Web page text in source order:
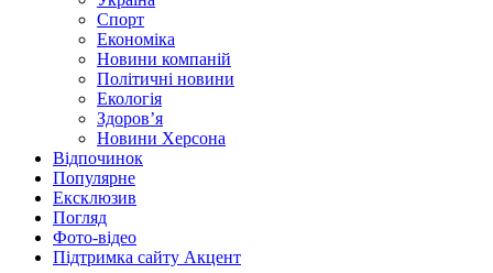
Спорт
Економіка
Новини компаній
Політичні новини
Екологія
Здоров’я
Новини Херсона
Відпочинок
Популярне
Ексклюзив
Погляд
Фото-відео
Підтримка сайту Акцент